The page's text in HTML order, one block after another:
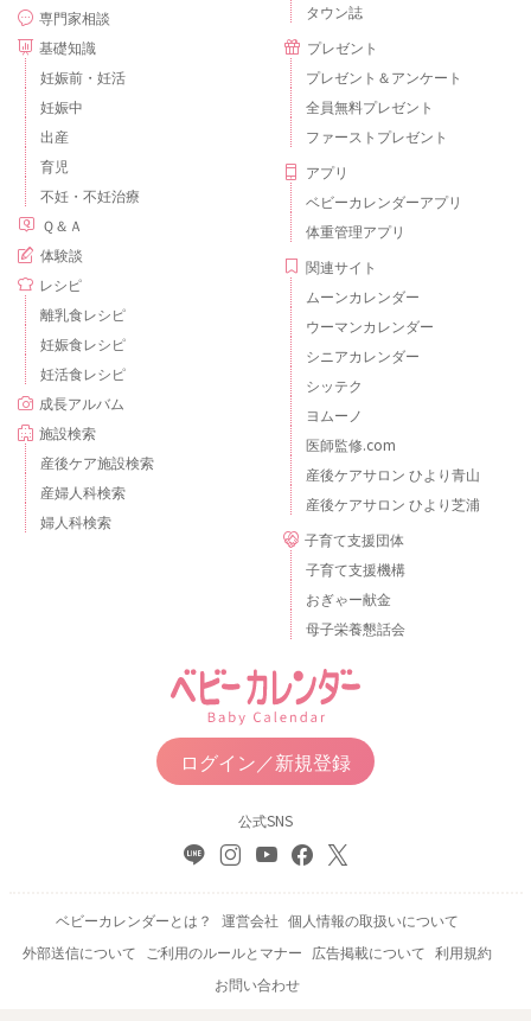
専門家相談
基礎知識
妊娠前・妊活
妊娠中
出産
育児
不妊・不妊治療
Ｑ＆Ａ
体験談
レシピ
離乳食レシピ
妊娠食レシピ
妊活食レシピ
成長アルバム
施設検索
産後ケア施設検索
産婦人科検索
婦人科検索
タウン誌
プレゼント
プレゼント＆アンケート
全員無料プレゼント
ファーストプレゼント
アプリ
ベビーカレンダーアプリ
体重管理アプリ
関連サイト
ムーンカレンダー
ウーマンカレンダー
シニアカレンダー
シッテク
ヨムーノ
医師監修.com
産後ケアサロン ひより青山
産後ケアサロン ひより芝浦
子育て支援団体
子育て支援機構
おぎゃー献金
母子栄養懇話会
ログイン／新規登録
公式SNS
ベビーカレンダーとは？ 運営会社 個人情報の取扱いについて
外部送信について ご利用のルールとマナー 広告掲載について 利用規約
お問い合わせ